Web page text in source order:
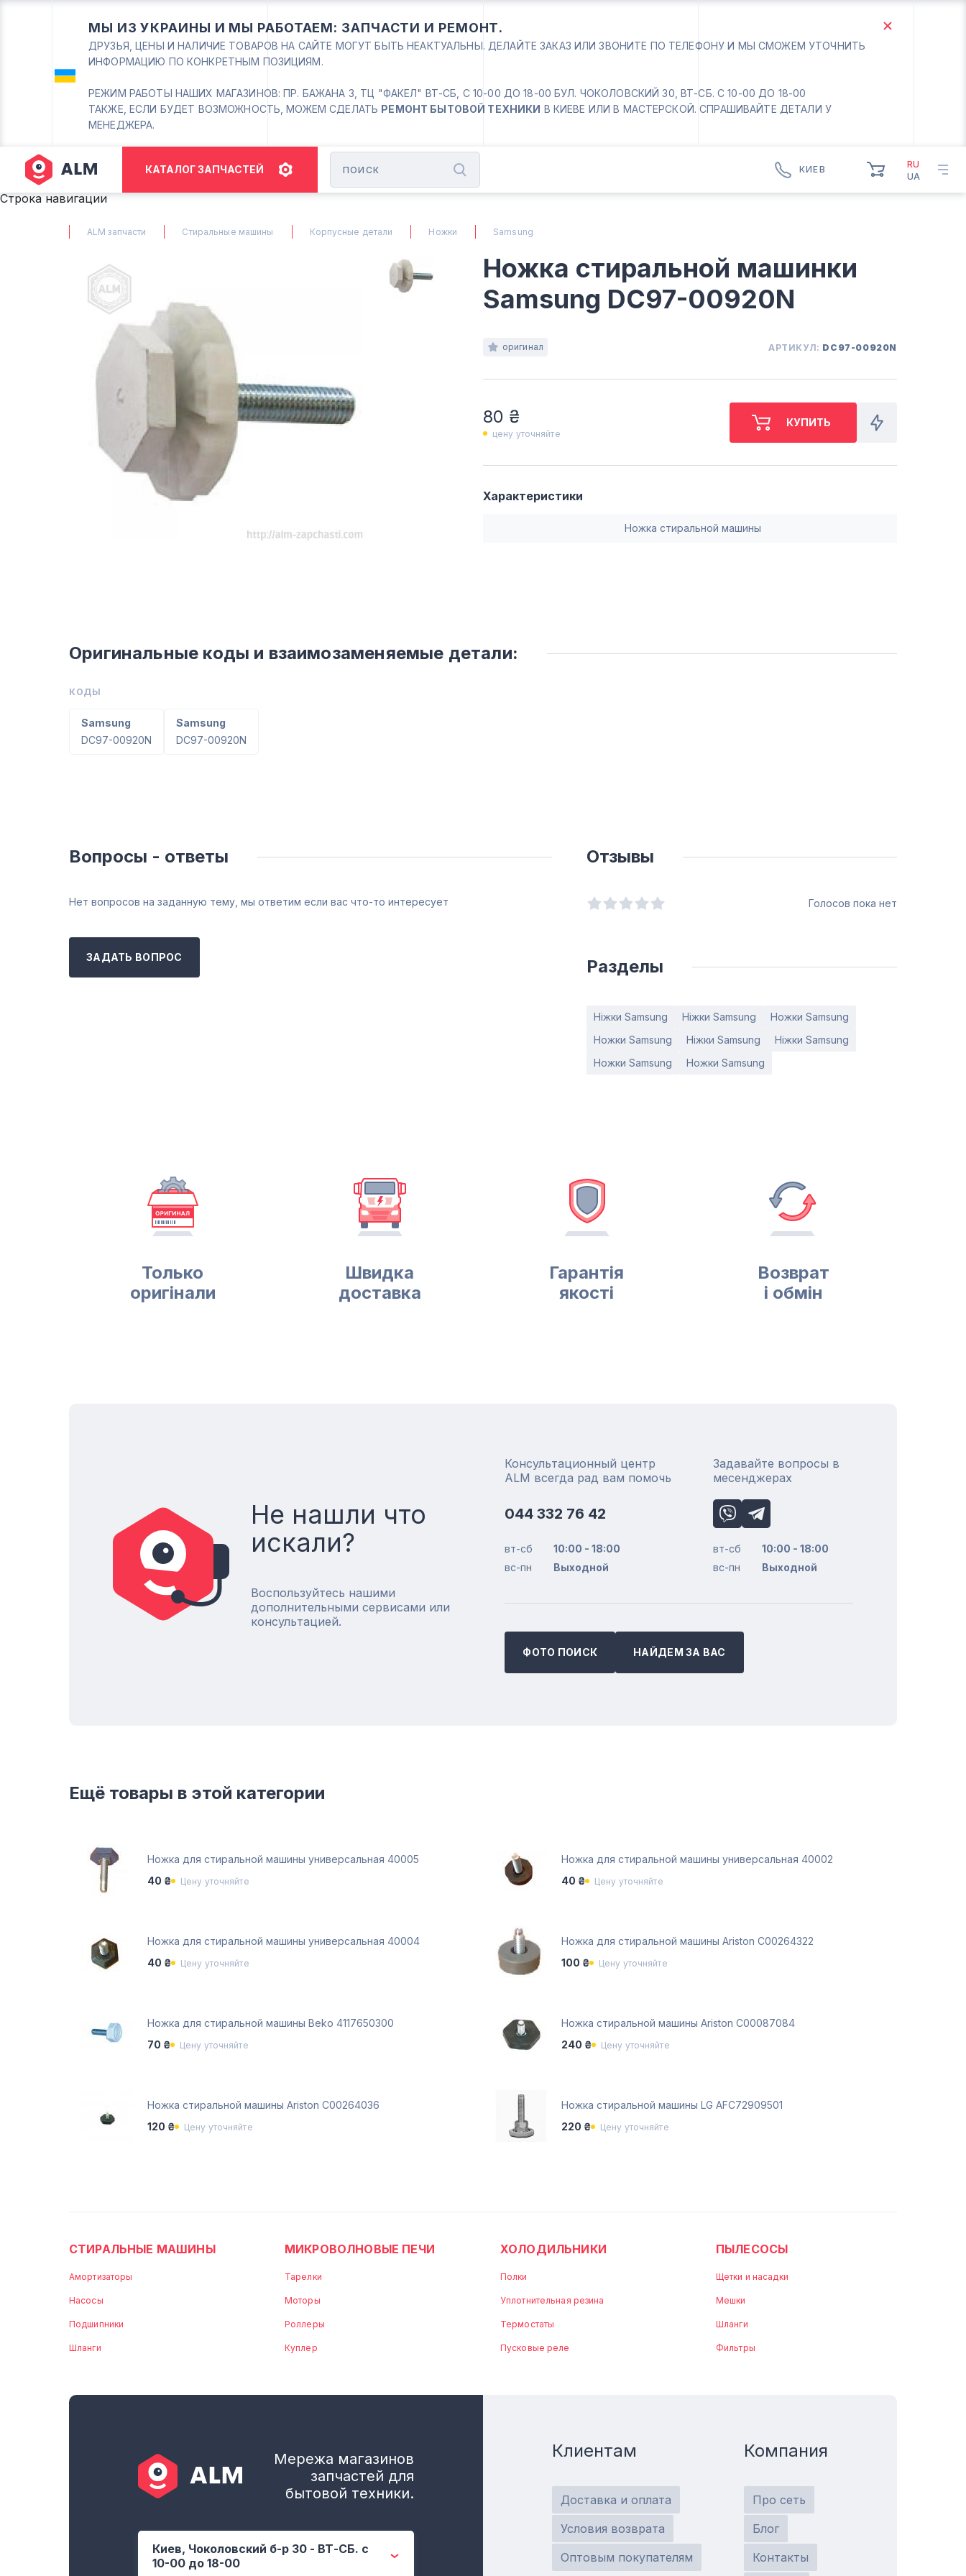
МЫ ИЗ УКРАИНЫ И МЫ РАБОТАЕМ: ЗАПЧАСТИ И РЕМОНТ.
ДРУЗЬЯ, ЦЕНЫ И НАЛИЧИЕ ТОВАРОВ НА САЙТЕ МОГУТ БЫТЬ НЕАКТУАЛЬНЫ. ДЕЛАЙТЕ ЗАКАЗ ИЛИ ЗВОНИТЕ ПО ТЕЛЕФОНУ И МЫ СМОЖЕМ УТОЧНИТЬ
ИНФОРМАЦИЮ ПО КОНКРЕТНЫМ ПОЗИЦИЯМ.
РЕЖИМ РАБОТЫ НАШИХ МАГАЗИНОВ: ПР. БАЖАНА 3, ТЦ "ФАКЕЛ" ВТ-СБ, С 10-00 ДО 18-00 БУЛ. ЧОКОЛОВСКИЙ 30, ВТ-СБ. С 10-00 ДО 18-00
ТАКЖЕ, ЕСЛИ БУДЕТ ВОЗМОЖНОСТЬ, МОЖЕМ СДЕЛАТЬ РЕМОНТ БЫТОВОЙ ТЕХНИКИ В КИЕВЕ ИЛИ В МАСТЕРСКОЙ. СПРАШИВАЙТЕ ДЕТАЛИ У
МЕНЕДЖЕРА.
КАТАЛОГ ЗАПЧАСТЕЙ КИЕВ
10:00 - 18:00
Вс-Пн. Выходной
Соломенский район - ВТ-
(044) 223 32 81
М. ХАРЬКОВСКАЯ - ВТ-СБ,
С 10-00 ДО 18-00
RU
UA
Строка навигации
ALM запчасти Стиральные машины Корпусные детали Ножки Samsung
Ножка стиральной машинки
Samsung DC97-00920N
оригинал АРТИКУЛ: DC97-00920N
80 ₴
цену уточняйте
Характеристики
Ножка стиральной машины
Оригинальные коды и взаимозаменяемые детали:
КОДЫ
Samsung
DC97-00920N
Samsung
DC97-00920N
Вопросы - ответы
Нет вопросов на заданную тему, мы ответим если вас что-то интересует
ЗАДАТЬ ВОПРОС
Отзывы
Голосов пока нет
Разделы
Ніжки Samsung Ніжки Samsung
Ножки Samsung
Ножки Samsung
Ніжки Samsung
Ніжки Samsung
Ножки Samsung
Ножки Samsung
Только
оригінали
Швидка
доставка
Гарантія
якості
Возврат
і обмін
Не нашли что
искали?
Воспользуйтесь нашими
дополнительными сервисами или
консультацией.
Консультационный центр
ALM всегда рад вам помочь
044 332 76 42
вт-сб
10:00 - 18:00
вс-пн
Выходной
Задавайте вопросы в
месенджерах
вт-сб
10:00 - 18:00
вс-пн
Выходной
ФОТО ПОИСК НАЙДЕМ ЗА ВАС
Ещё товары в этой категории
Ножка для стиральной машины универсальная 40005
40 ₴
Цену уточняйте
Ножка для стиральной машины универсальная 40002
40 ₴
Цену уточняйте
Ножка для стиральной машины универсальная 40004
40 ₴
Цену уточняйте
Ножка для стиральной машины Ariston С00264322
100 ₴
Цену уточняйте
Ножка для стиральной машины Beko 4117650300
70 ₴
Цену уточняйте
Ножка стиральной машины Ariston C00087084
240 ₴
Цену уточняйте
Ножка стиральной машины Ariston C00264036
120 ₴
Цену уточняйте
Ножка стиральной машины LG AFC72909501
220 ₴
Цену уточняйте
СТИРАЛЬНЫЕ МАШИНЫ
Амортизаторы
Насосы
Подшипники
Шланги
МИКРОВОЛНОВЫЕ ПЕЧИ
Тарелки
Моторы
Роллеры
Куплер
ХОЛОДИЛЬНИКИ
Полки
Уплотнительная резина
Термостаты
Пусковые реле
ПЫЛЕСОСЫ
Щетки и насадки
Мешки
Шланги
Фильтры
Мережа магазинов
запчастей для
бытовой техники.
Киев, Чоколовский б-р 30 - ВТ-СБ. с
10-00 до 18-00
Клиентам
Доставка и оплата
Условия возврата
Оптовым покупателям
Компания
Про сеть
Блог
Контакты